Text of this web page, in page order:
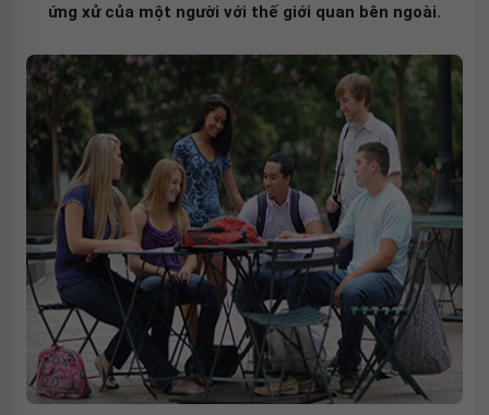
ứng xử của một người với thế giới quan bên ngoài.